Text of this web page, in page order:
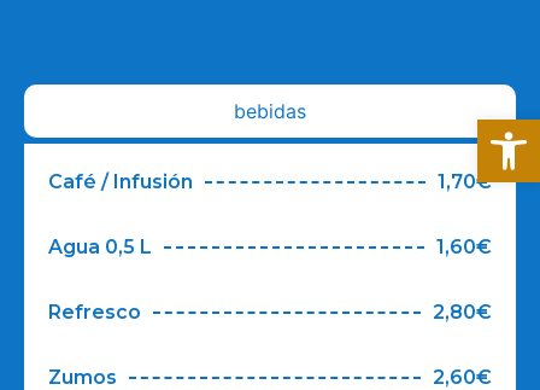
Abrir
bebidas
Café / Infusión 1,70€
Agua 0,5 L 1,60€
Refresco 2,80€
Zumos 2,60€